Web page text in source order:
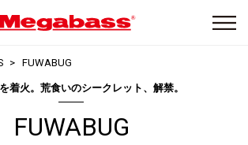
FUWABUG
着火。荒食いのシークレット、解禁。
FUWABUG